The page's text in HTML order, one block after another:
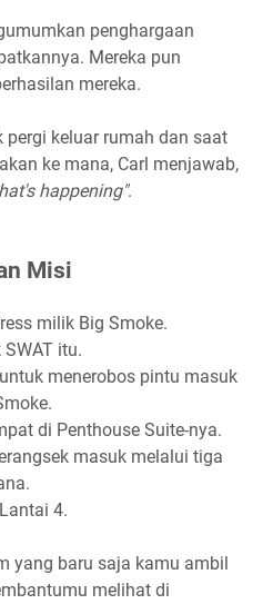
penghargaan
Mereka pun
mereka.
keluar rumah dan saat
ke mana, Carl menjawab,
happening".
Misi
milik Big Smoke.
itu.
menerobos pintu masuk
di Penthouse Suite-nya.
masuk melalui tiga
4.
yang baru saja kamu ambil
melihat di